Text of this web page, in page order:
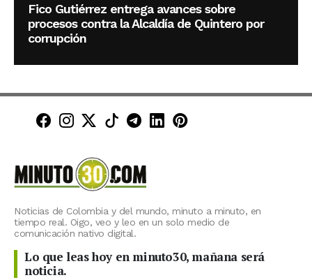
Fico Gutiérrez entrega avances sobre
procesos contra la Alcaldía de Quintero por
corrupción
Minuto30 en Facebook
Minuto30 en Instagram
Minuto30 en X (Twitter)
Minuto30 en TikTok
Canal de Minuto30 en
Minuto30 en LinkedIn
Minuto30 en
Noticias de Colombia y del mundo, minuto a minuto, en
tiempo real. Oigo, veo y leo en un solo medio de
comunicación nativo digital.
Lo que leas hoy en minuto30, mañana será
noticia.